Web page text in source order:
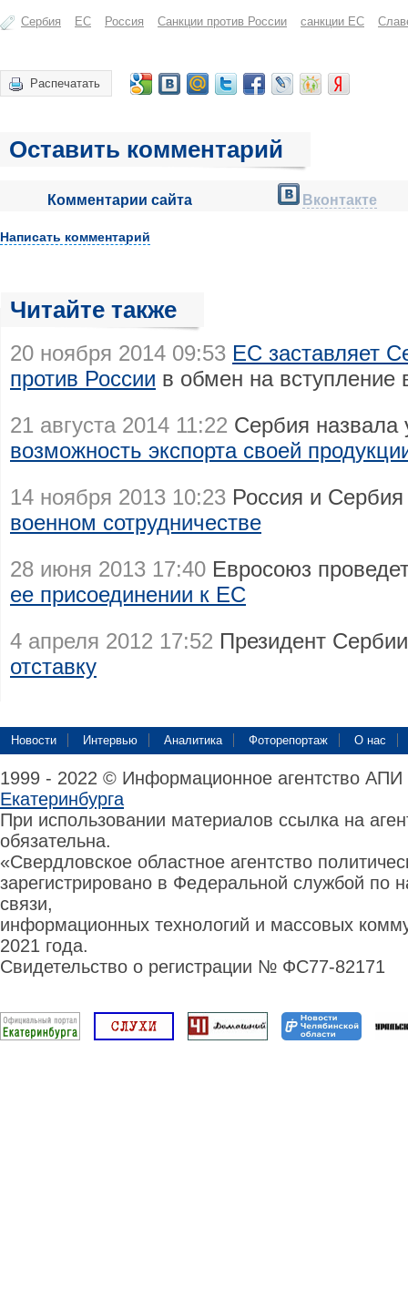
Сербия ЕС Россия Санкции против России санкции ЕС
Распечатать
Оставить комментарий
Комментарии сайта Вконтакте
Написать комментарий
Читайте также
20 ноября 2014 09:53 ЕС заставляет
против России в обмен на вступление
21 августа 2014 11:22 Сербия
возможность экспорта своей
14 ноября 2013 10:23 Россия и
военном сотрудничестве
28 июня 2013 17:40 Евросоюз
ее присоединении к ЕС
4 апреля 2012 17:52 Президент
отставку
Новости Интервью Аналитика Фоторепортаж О нас
1999 - 2022 © Информационное агентство
Екатеринбурга
При использовании материалов ссылка на
обязательна.
«Свердловское областное агентство
зарегистрировано в Федеральной службой по
связи,
информационных технологий и массовых
2021 года.
Свидетельство о регистрации № ФС77-82171